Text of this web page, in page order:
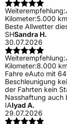
Weiterempfehlung:
Kilometer:5.000 km
Beste Allwetter
SHSandra H.
30.07.2026
Weiterempfehlung:
Kilometer:8.000
Fahre eAuto mit
Beschleunigung
der Fahrten kein
Nasshaftung auch
IAIyad A.
29.07.2026